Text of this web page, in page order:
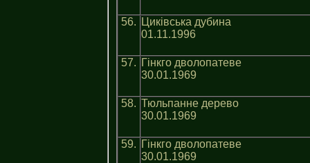
56.
Циківська дубина
01.11.1996
57. Гінкго дволопатеве
30.01.1969
58. Тюльпанне дерево
30.01.1969
59. Гінкго дволопатеве
30.01.1969